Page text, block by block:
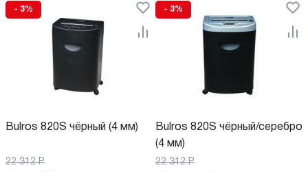
- 3%
Bulros 820S чёрный (4 мм)
22 312 Р
- 3%
Bulros 820S чёрный/серебро
(4 мм)
22 312 Р